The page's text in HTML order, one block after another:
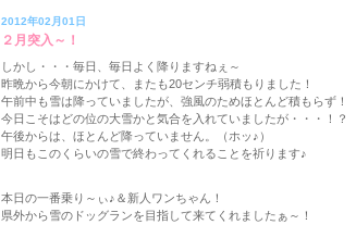
2012年02月01日
２月突入～！
しかし・・・毎日、毎日よく降りますねぇ～
昨晩から今朝にかけて、またも20センチ弱積もりました！
午前中も雪は降っていましたが、強風のためほとんど積もらず！
今日こそはどの位の大雪かと気合を入れていましたが・・・！？
午後からは、ほとんど降っていません。（ホッ♪）
明日もこのくらいの雪で終わってくれることを祈ります♪
本日の一番乗り～ぃ♪＆新人ワンちゃん！
県外から雪のドッグランを目指して来てくれましたぁ～！